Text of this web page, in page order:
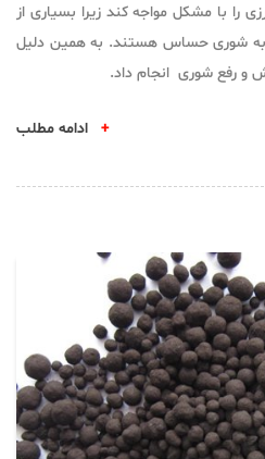
را با مشکل مواجه کند زیرا بسیاری از
به شوری حساس هستند. به همین دلیل
و رفع شوری انجام داد.
+